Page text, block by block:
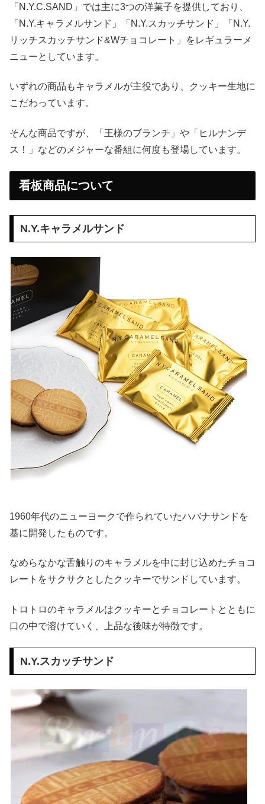
「N.Y.C.SAND」では主に3つの洋菓子を提供しており、
「N.Y.キャラメルサンド」「N.Y.スカッチサンド」「N.Y.
リッチスカッチサンド&Wチョコレート」をレギュラーメ
ニューとしています。
いずれの商品もキャラメルが主役であり、クッキー生地に
こだわっています。
そんな商品ですが、「王様のブランチ」や「ヒルナンデ
ス！」などのメジャーな番組に何度も登場しています。
看板商品について
N.Y.キャラメルサンド
1960年代のニューヨークで作られていたハバナサンドを
基に開発したものです。
なめらなかな舌触りのキャラメルを中に封じ込めたチョコ
レートをサクサクとしたクッキーでサンドしています。
トロトロのキャラメルはクッキーとチョコレートとともに
口の中で溶けていく、上品な後味が特徴です。
N.Y.スカッチサンド